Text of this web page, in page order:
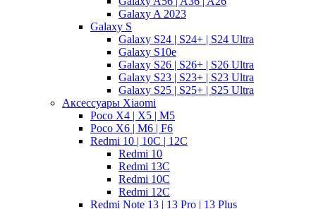
Galaxy A 2023
Galaxy S
Galaxy S24 | S24+ | S24 Ultra
Galaxy S10e
Galaxy S26 | S26+ | S26 Ultra
Galaxy S23 | S23+ | S23 Ultra
Galaxy S25 | S25+ | S25 Ultra
Аксессуары Xiaomi
Poco X4 | X5 | M5
Poco X6 | M6 | F6
Redmi 10 | 10C | 12C
Redmi 10
Redmi 13C
Redmi 10C
Redmi 12C
Redmi Note 13 | 13 Pro | 13 Plus